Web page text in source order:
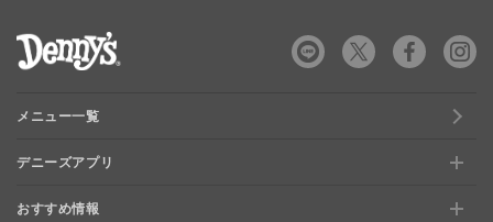
メニュー一覧
デニーズアプリ
新規登録、移行方法について
おすすめ情報